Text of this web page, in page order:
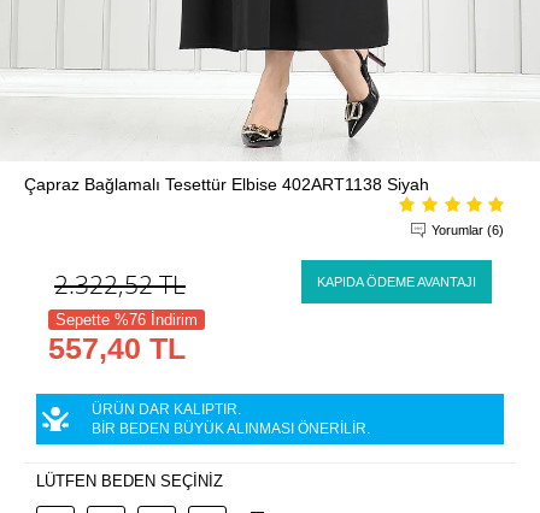
Çapraz Bağlamalı Tesettür Elbise 402ART1138 Siyah
Yorumlar (6)
2.322,52TL KAPIDA ÖDEME AVANTAJI
Sepette %76 İndirim
557,40 TL
ÜRÜN DAR KALIPTIR.
BİR BEDEN BÜYÜK ALINMASI ÖNERİLİR.
LÜTFEN BEDEN SEÇİNİZ